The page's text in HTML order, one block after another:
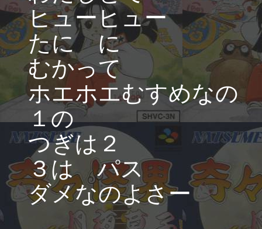
ヒューヒュー
たに に
むかって
ホエホエむすめなの
１の
つぎは２
３は パス
ダメなのよさー